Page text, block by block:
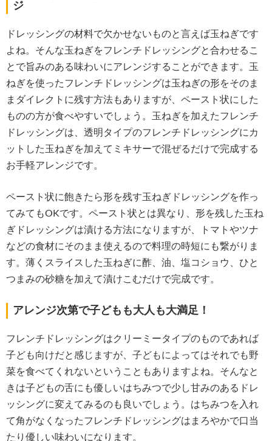
ジ
ドレッシングの材料で欠かせないものと言えば玉ねぎです
よね。そんな玉ねぎをフレンチドレッシングと合わせるこ
とで旨みのある味わいにアレンジすることができます。玉
ねぎを使ったフレンチドレッシングは玉ねぎの形をそのま
まダイレクトに残す方法もありますが、ペースト状にした
ものの方が食べやすいでしょう。玉ねぎを加えたフレンチ
ドレッシングは、透明タイプのフレンチドレッシングにカ
ットした玉ねぎを加えてミキサーで混ぜるだけで完成する
お手軽アレンジです。
ペースト状に飽きたら形を残す玉ねぎドレッシングを作っ
てみてもOKです。ペースト状とは異なり、形を残した玉ね
ぎドレッシングは漬ける方法になりますが、トマトやツナ
などの食材にそのまま使えるので料理の時短にも繋がりま
す。薄くスライスした玉ねぎに酢、油、塩コショウ、ひと
つまみの砂糖を加えて漬けこむだけで完成です。
アレンジ次第で子どもも大人も大満足！
フレンチドレッシングはクリーミータイプのものであれば
子ども向けだと感じますが、子どもによってはそれでも野
菜を食べてくれないということもありますよね。そんなと
きは子どもの舌にも優しいはちみつで少し甘みのあるドレ
ッシングに変えてみるのも良いでしょう。はちみつを入れ
て角がなくなったフレンチドレッシングはまろやかで口当
たり優しい味わいになります。